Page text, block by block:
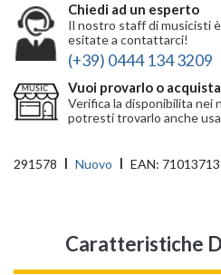
Chiedi ad un esperto
Il nostro staff di musicisti
esitate a contattarci!
(+39) 0444 134 3209
Vuoi provarlo o
Verifica la disponibilita nei
potresti trovarlo anche
291578 Nuovo EAN:
Caratteristiche